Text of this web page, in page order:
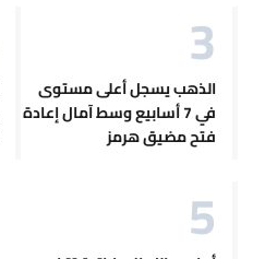
الذهب يسجل أعلى مستوى
في 7 أسابيع وسط آمال إعادة
فتح مضيق هرمز